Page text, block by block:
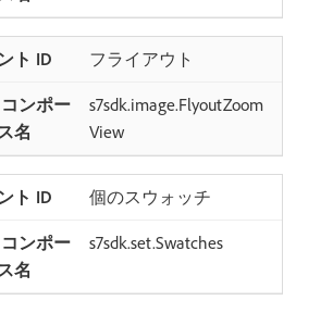
フライアウト
s7sdk.image.FlyoutZoom
View
個のスウォッチ
s7sdk.set.Swatches